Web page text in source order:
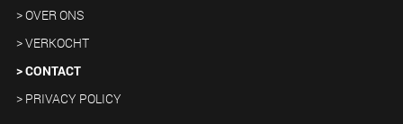
> OVER ONS
> VERKOCHT
> CONTACT
> PRIVACY POLICY